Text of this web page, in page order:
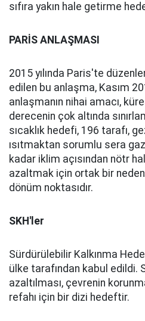
sıfıra yakın hale getirme
PARİS ANLAŞMASI
2015 yılında Paris'te
edilen bu anlaşma, Kasım
anlaşmanın nihai amacı,
derecenin çok altında
sıcaklık hedefi, 196 tarafı,
ısıtmaktan sorumlu sera
kadar iklim açısından nötr
azaltmak için ortak bir
dönüm noktasıdır.
SKH'ler
Sürdürülebilir Kalkınma
ülke tarafından kabul edildi.
azaltılması, çevrenin
refahı için bir dizi hedeftir.